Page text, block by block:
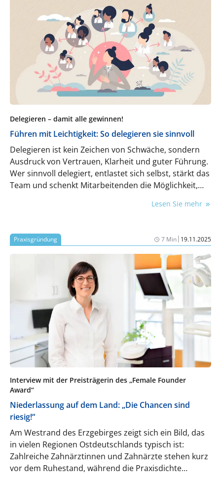
Delegieren – damit alle gewinnen!
Führen mit Leichtigkeit: So delegieren sie sinnvoll
Delegieren ist kein Zeichen von Schwäche, sondern
Ausdruck von Vertrauen, Klarheit und guter Führung.
Wer sinnvoll delegiert, entlastet sich selbst, stärkt das
Team und schenkt Mitarbeitenden die Möglichkeit,
Dieser Artikel zeigt, warum Delegieren nicht nur der
zugutekommt, welche Stolperfallen Sie vermeiden
sollten und wie Sie mit einem souveränen und
herzlichen Führungsstil Delegieren als Erfolgsfaktor
Lesen Sie mehr
Praxisgründung 7 Min| 19.11.2025
Interview mit der Preisträgerin des „Female Founder
Award“
Niederlassung auf dem Land: „Die Chancen sind
riesig!“
Am Westrand des Erzgebirges zeigt sich ein Bild, das
in vielen Regionen Ostdeutschlands typisch ist:
Zahlreiche Zahnärztinnen und Zahnärzte stehen kurz
vor dem Ruhestand, während die Praxisdichte